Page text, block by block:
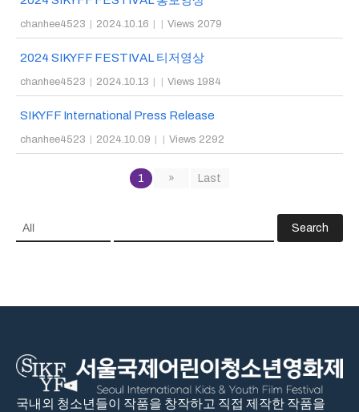
chanhee4523 | 2024.10.16 | | Views 2079
2024 SIKYFF FESTIVAL 티저영상
chanhee4523 | 2024.10.13 | | Views 1984
SIKYFF International Press Release
chanhee4523 | 2024.10.09 | | Views 2292
1 » Last
Search
국내외 청소년들이 작품을 창작하고 직접 제작한 작품을